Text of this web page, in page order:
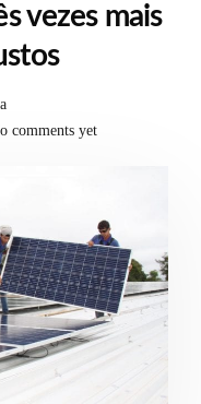
vezes mais
comments yet